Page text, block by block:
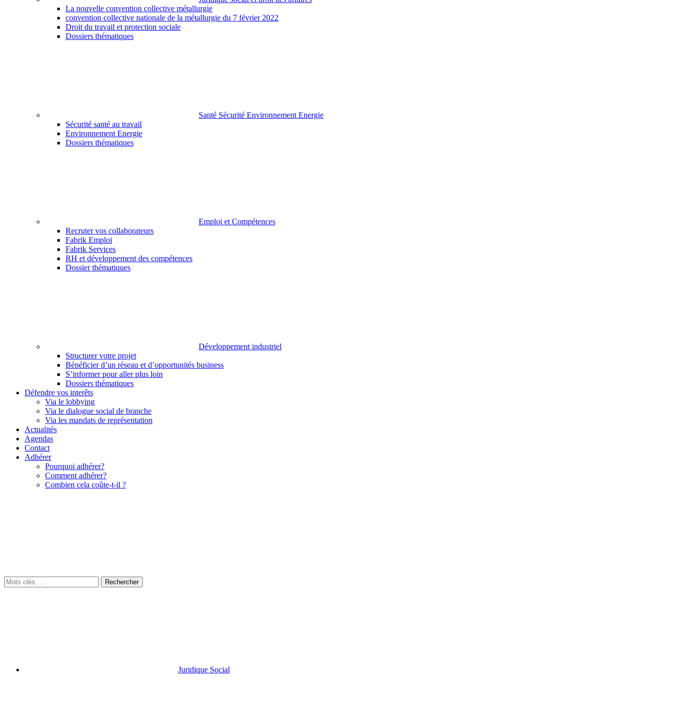
La nouvelle convention collective métallurgie
convention collective nationale de la métallurgie du 7 février 2022
Droit du travail et protection sociale
Dossiers thématiques
Santé Sécurité Environnement Energie
Sécurité santé au travail
Environnement Energie
Dossiers thématiques
Emploi et Compétences
Recruter vos collaborateurs
Fabrik Emploi
Fabrik Services
RH et développement des compétences
Dossier thématiques
Développement industriel
Structurer votre projet
Bénéficier d’un réseau et d’opportunités business
S’informer pour aller plus loin
Dossiers thématiques
Défendre vos interêts
Via le lobbying
Via le dialogue social de branche
Via les mandats de représentation
Actualités
Agendas
Contact
Adhérer
Pourquoi adhérer?
Comment adhérer?
Combien cela coûte-t-il ?
Juridique Social